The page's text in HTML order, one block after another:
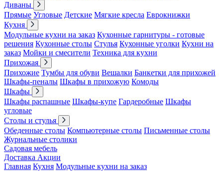
Диваны
Прямые Угловые Детские Мягкие кресла Еврокнижки
Кухня
Модульные кухни на заказ Кухонные гарнитуры - готовые
решения Кухонные столы Стулья Кухонные уголки Кухни на
заказ Мойки и смесители Техника для кухни
Прихожая
Прихожие Тумбы для обуви Вешалки Банкетки для прихожей
Шкафы-пеналы Шкафы в прихожую Комоды
Шкафы
Шкафы распашные Шкафы-купе Гардеробные Шкафы
угловые
Столы и стулья
Обеденные столы Компьютерные столы Письменные столы
Журнальные столики
Садовая мебель
Доставка Акции
Главная Кухня Модульные кухни на заказ